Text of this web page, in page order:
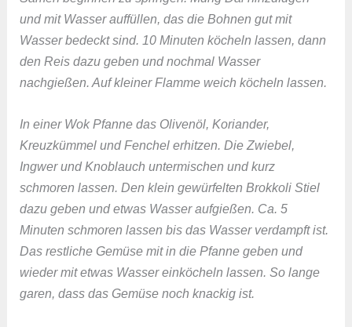
und mit Wasser auffüllen, das die Bohnen gut mit
Wasser bedeckt sind. 10 Minuten köcheln lassen, dann
den Reis dazu geben und nochmal Wasser
nachgießen. Auf kleiner Flamme weich köcheln lassen.
In einer Wok Pfanne das Olivenöl, Koriander,
Kreuzkümmel und Fenchel erhitzen. Die Zwiebel,
Ingwer und Knoblauch untermischen und kurz
schmoren lassen. Den klein gewürfelten Brokkoli Stiel
dazu geben und etwas Wasser aufgießen. Ca. 5
Minuten schmoren lassen bis das Wasser verdampft ist.
Das restliche Gemüse mit in die Pfanne geben und
wieder mit etwas Wasser einköcheln lassen. So lange
garen, dass das Gemüse noch knackig ist.